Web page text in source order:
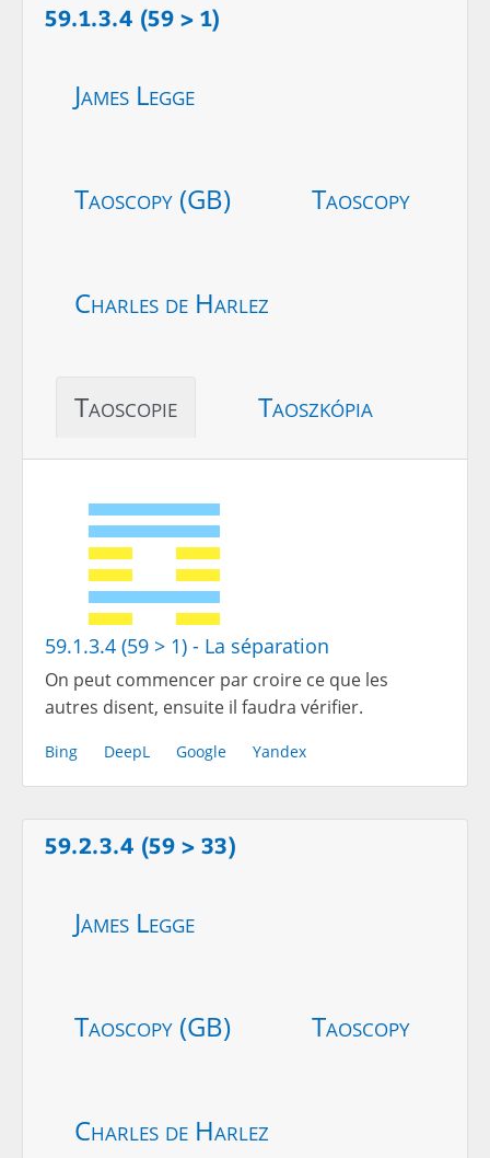
59.1.3.4 (59 > 1)
James Legge
Taoscopy (GB) Taoscopy
Charles de Harlez
Taoscopie Taoszkópia
59.1.3.4 (59 > 1) - La séparation
On peut commencer par croire ce que les
autres disent, ensuite il faudra vérifier.
Bing DeepL Google Yandex
59.2.3.4 (59 > 33)
James Legge
Taoscopy (GB) Taoscopy
Charles de Harlez